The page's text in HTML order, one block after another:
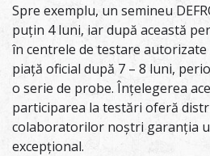
Spre exemplu, un semineu
puțin 4 luni, iar după această
în centrele de testare
piață oficial după 7 – 8 luni,
o serie de probe. Înțelegerea
participarea la testări oferă
colaboratorilor noștri garanția
excepțional.